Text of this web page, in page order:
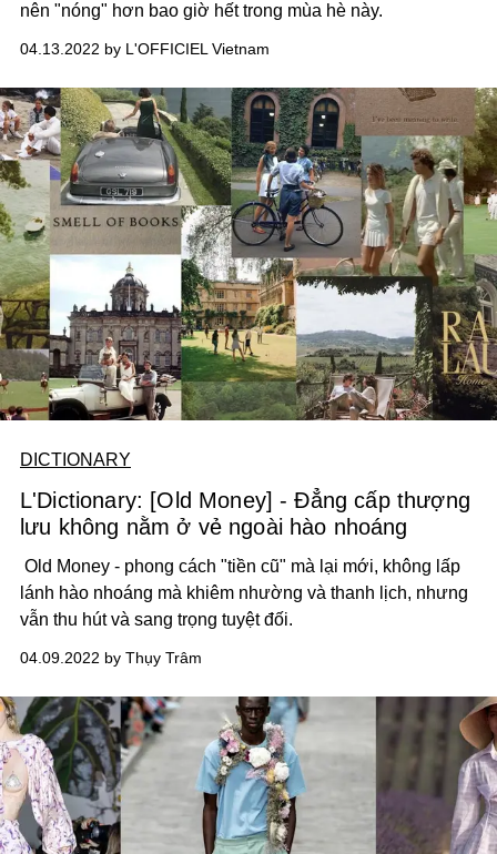
nên "nóng" hơn bao giờ hết trong mùa hè này.
04.13.2022 by L'OFFICIEL Vietnam
DICTIONARY
L'Dictionary: [Old Money] - Đẳng cấp thượng
lưu không nằm ở vẻ ngoài hào nhoáng
Old Money - phong cách "tiền cũ" mà lại mới, không lấp
lánh hào nhoáng mà khiêm nhường và thanh lịch, nhưng
vẫn thu hút và sang trọng tuyệt đối.
04.09.2022 by Thụy Trâm